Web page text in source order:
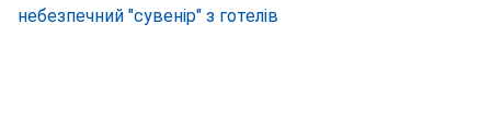
небезпечний "сувенір" з готелів